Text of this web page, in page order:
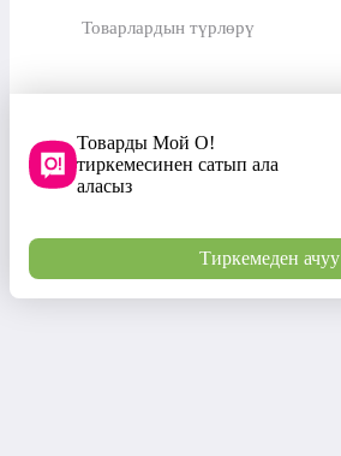
Товарлардын түрлөрү
Товарды Мой О!
тиркемесинен сатып ала
аласыз
Тиркемеден ачуу